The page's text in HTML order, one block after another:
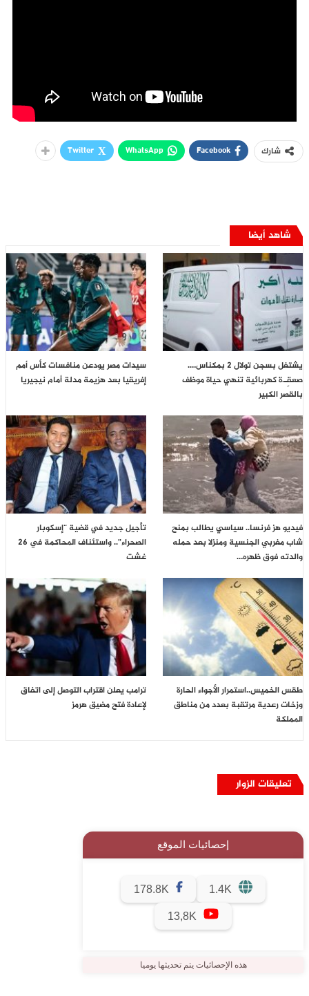
شارك Facebook
WhatsApp
Twitter
شاهد أيضا
يشتغل بسجن تولال 2 بمكناس….
صعقِـ.ة كهربائية تنهي حياة موظف
بالقصر الكبير
سيدات مصر يودعن منافسات كأس أمم
إفريقيا بعد هزيمة مدلة أمام نيجيريا
فيديو هز فرنسا.. سياسي يطالب بمنح
شاب مغربي الجنسية ومنزلا بعد حمله
والدته فوق ظهره…
تأجيل جديد في قضية “إسكوبار
الصحراء”.. واستئناف المحاكمة في 26
غشت
طقس الخميس..استمرار الأجواء الحارة
وزخات رعدية مرتقبة بعدد من مناطق
المملكة
ترامب يعلن اقتراب التوصل إلى اتفاق
لإعادة فتح مضيق هرمز
تعليقات الزوار
إحصائيات الموقع
1.4K
178.8K
13,8K
هذه الإحصائيات يتم تحديثها يوميا